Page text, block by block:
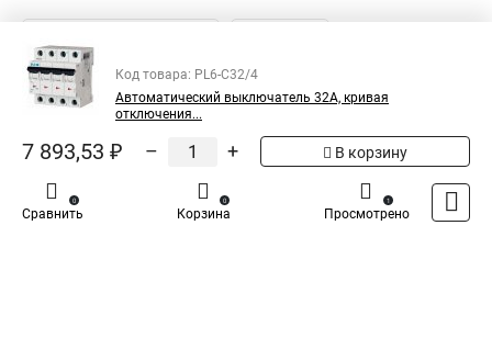
Код товара: PL6-C32/4
Автоматический выключатель 32А, кривая
отключения...
7 893,53 ₽ – + В корзину
Сравнить
0
Корзина
0
Просмотрено
1